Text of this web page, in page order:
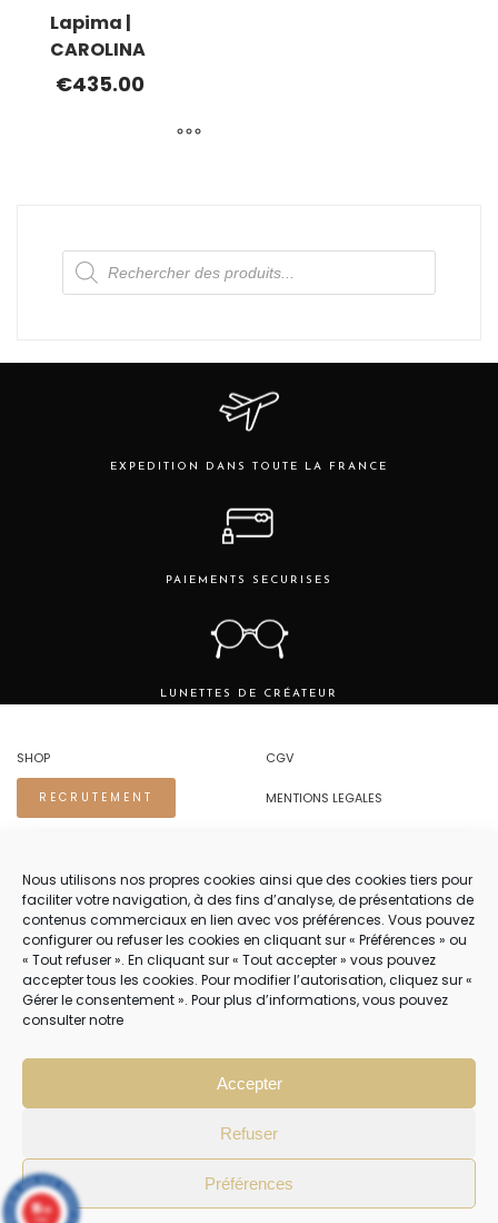
Nous utilisons nos propres cookies ainsi que des cookies tiers pour
faciliter votre navigation, à des fins d’analyse, de présentations de
contenus commerciaux en lien avec vos préférences. Vous pouvez
configurer ou refuser les cookies en cliquant sur « Préférences » ou
« Tout refuser ». En cliquant sur « Tout accepter » vous pouvez
accepter tous les cookies. Pour modifier l’autorisation, cliquez sur «
Gérer le consentement ». Pour plus d’informations, vous pouvez
consulter notre
Accepter
Refuser
Préférences
Lapima |
CAROLINA
€435.00
plusieurs
variations.
être
Recherche
de
produits
EXPEDITION DANS TOUTE LA FRANCE
PAIEMENTS SECURISES
LUNETTES DE CRÉATEUR
SHOP
RECRUTEMENT
CGV
MENTIONS LEGALES
NOUS CONTACTER.
TEL 04 94 83 73 22
PRENDRE RENDEZ-VOUS 04 94 83 73 22
12H30 PUIS DE 13H30 À 18H30
10/10
4 avis